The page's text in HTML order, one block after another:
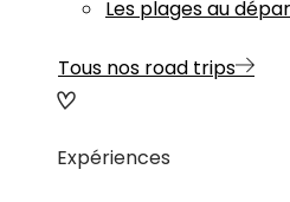
Les plages au
Tous nos road trips
Expériences